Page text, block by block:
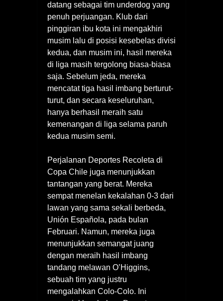
datang sebagai tim underdog yang
penuh perjuangan. Klub dari
pinggiran ibu kota ini mengakhiri
musim lalu di posisi kesebelas divisi
kedua, dan musim ini, hasil mereka
di liga masih tergolong biasa-biasa
saja. Sebelum jeda, mereka
mencatat tiga hasil imbang berturut-
turut, dan secara keseluruhan,
hanya berhasil meraih satu
kemenangan di liga selama paruh
kedua musim semi.
Perjalanan Deportes Recoleta di
Copa Chile juga menunjukkan
tantangan yang berat. Mereka
sempat menelan kekalahan 0-3 dari
lawan yang sama sekali berbeda,
Unión Española, pada bulan
Februari. Namun, mereka juga
menunjukkan semangat juang
dengan meraih hasil imbang
tandang melawan O’Higgins,
sebuah tim yang justru
mengalahkan Colo-Colo. Ini